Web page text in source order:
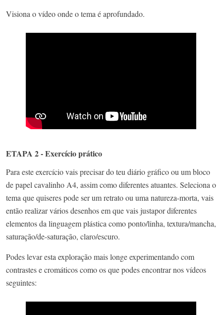
Visiona o vídeo onde o tema é aprofundado.
ETAPA 2 - Exercício prático
Para este exercício vais precisar do teu diário gráfico ou um bloco
de papel cavalinho A4, assim como diferentes atuantes. Seleciona o
tema que quiseres pode ser um retrato ou uma natureza-morta, vais
então realizar vários desenhos em que vais justapor diferentes
elementos da linguagem plástica como ponto/linha, textura/mancha,
saturação/de-saturação, claro/escuro.
Podes levar esta exploração mais longe experimentando com
contrastes e cromáticos como os que podes encontrar nos vídeos
seguintes: